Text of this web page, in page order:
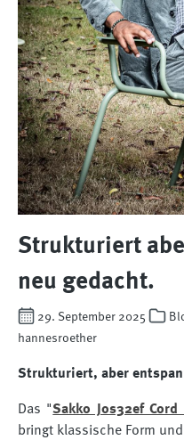
Strukturiert
neu gedacht.
29. September 2025
hannesroether
Strukturiert, aber
Das "Sakko Jos32ef Cord
bringt klassische Form